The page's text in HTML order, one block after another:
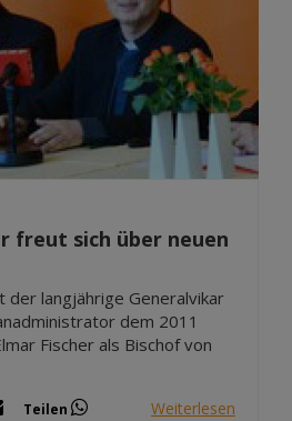
freut sich über neuen
der langjährige Generalvikar
dem 2011
Fischer als Bischof von
Teilen Weiterlesen